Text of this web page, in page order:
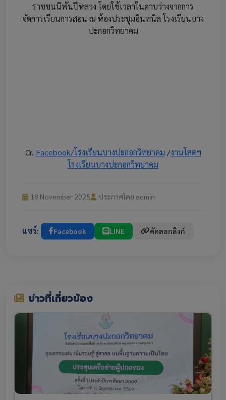
ราชชนนีพันปีหลวง โดยใช้เวลาในคาบว่างจากการ
จัดการเรียนการสอน ณ ห้องประชุมอินทนิล โรงเรียนบาง
ปะกอกวิทยาคม
Cr. Facebook/โรงเรียนบางปะกอกวิทยาคม /งานโสตฯ
โรงเรียนบางปะกอกวิทยาคม
18 November 2025 ประกาศโดย admin
แชร์: Facebook LINE คัดลอกลิงก์
ข่าวที่เกี่ยวข้อง